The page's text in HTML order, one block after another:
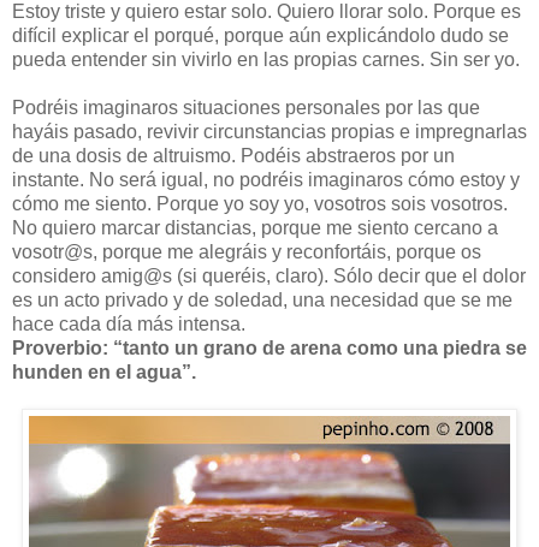
Estoy triste y quiero estar solo. Quiero llorar solo. Porque es
difícil explicar el porqué, porque aún explicándolo dudo se
pueda entender sin vivirlo en las propias carnes. Sin ser yo.
Podréis imaginaros situaciones personales por las que
hayáis pasado, revivir circunstancias propias e impregnarlas
de una dosis de altruismo. Podéis abstraeros por un
instante. No será igual, no podréis imaginaros cómo estoy y
cómo me siento. Porque yo soy yo, vosotros sois vosotros.
No quiero marcar distancias, porque me siento cercano a
vosotr@s, porque me alegráis y reconfortáis, porque os
considero amig@s (si queréis, claro). Sólo decir que el dolor
es un acto privado y de soledad, una necesidad que se me
hace cada día más intensa.
Proverbio: “tanto un grano de arena como una piedra se
hunden en el agua”.